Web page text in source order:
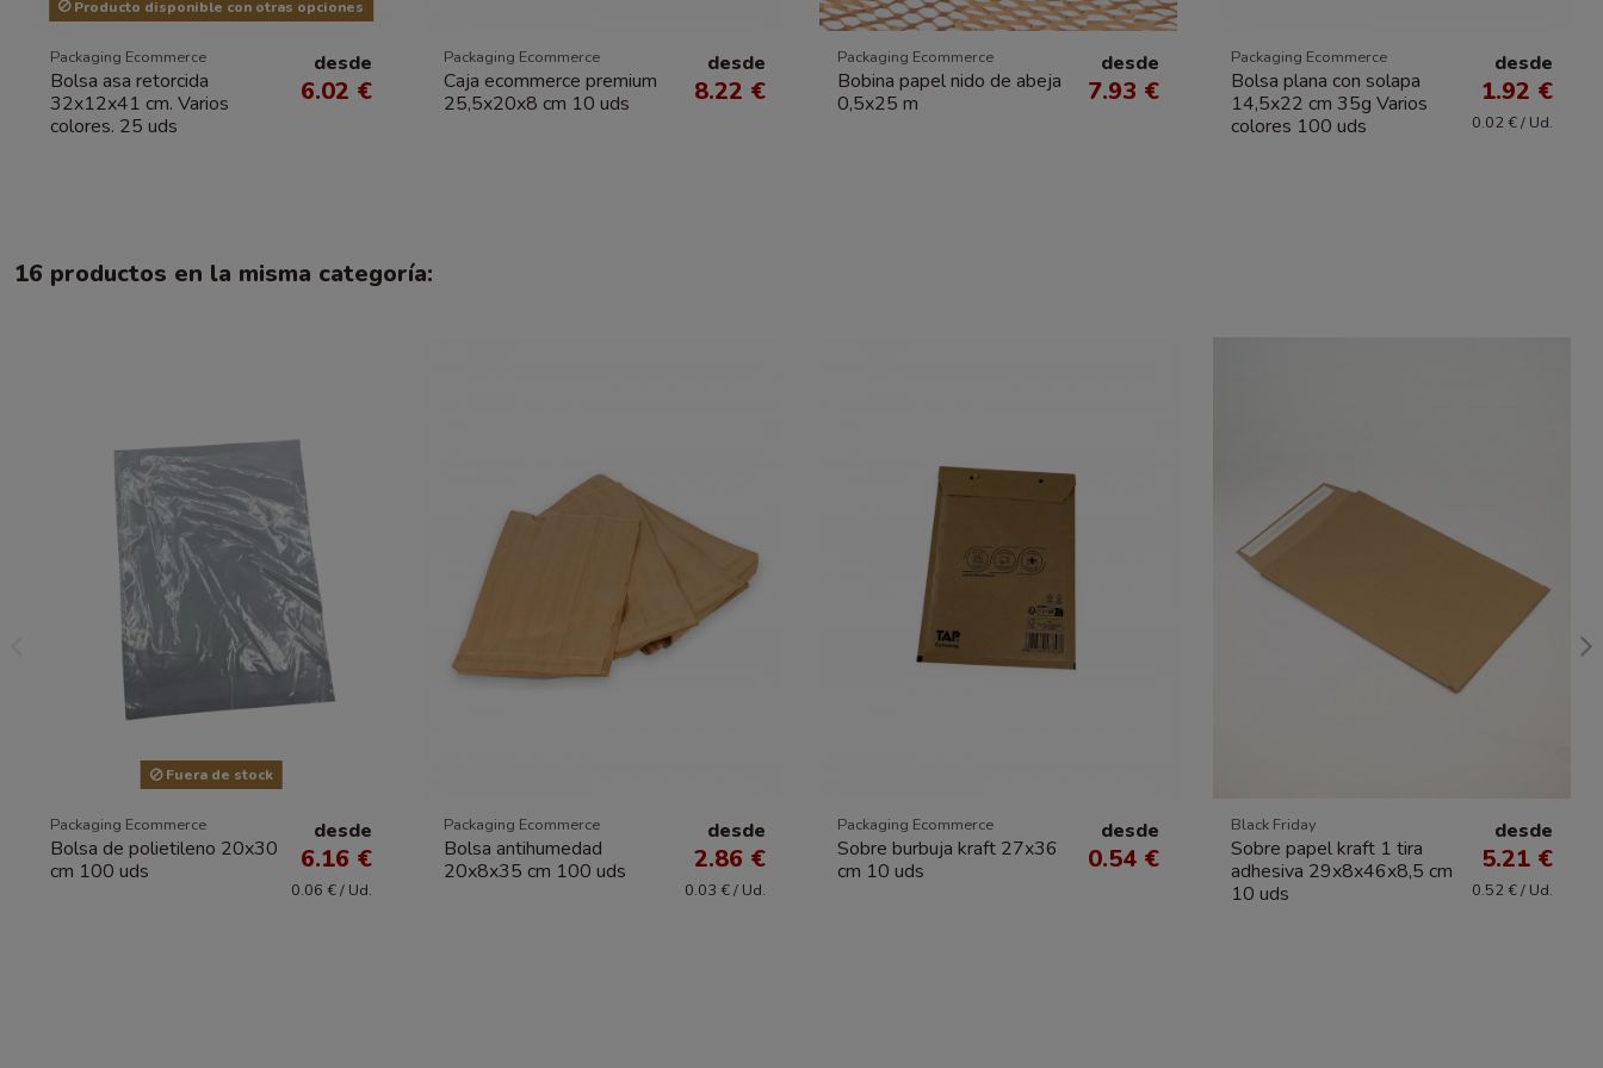
Producto disponible con otras opciones
Packaging Ecommerce
Bolsa asa retorcida
32x12x41 cm. Varios
colores. 25 uds
desde
6.02 €
Packaging Ecommerce
Caja ecommerce premium
25,5x20x8 cm 10 uds
desde
8.22 €
Packaging Ecommerce
Bobina papel nido de abeja
0,5x25 m
desde
7.93 €
Packaging Ecommerce
Bolsa plana con solapa
14,5x22 cm 35g Varios
colores 100 uds
desde
1.92 €
0.02 € / Ud.
16 productos en la misma categoría:
Fuera de stock
Packaging Ecommerce
Bolsa de polietileno 20x30
cm 100 uds
desde
6.16 €
0.06 € / Ud.
Packaging Ecommerce
Bolsa antihumedad
20x8x35 cm 100 uds
desde
2.86 €
0.03 € / Ud.
Packaging Ecommerce
Sobre burbuja kraft 27x36
cm 10 uds
desde
0.54 €
Black Friday
Sobre papel kraft 1 tira
adhesiva 29x8x46x8,5 cm
10 uds
desde
5.21 €
0.52 € / Ud.